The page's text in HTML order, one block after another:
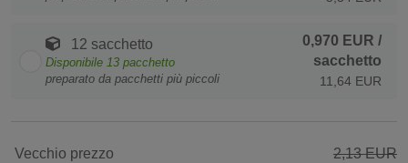
12 sacchetto
Disponibile 13 pacchetto
preparato da pacchetti più piccoli
0,970 EUR /
sacchetto
11,64 EUR
Vecchio prezzo 2,13 EUR